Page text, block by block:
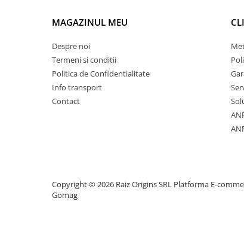
Ustensile bucatarie
Accesorii pentru bucatarie
Mobila living
MAGAZINUL MEU
Despre noi
Termeni si conditii
Politica de Confidentialitate
Info transport
Contact
Copyright © 2026 Raiz Origins SRL Platforma E-
Gomag